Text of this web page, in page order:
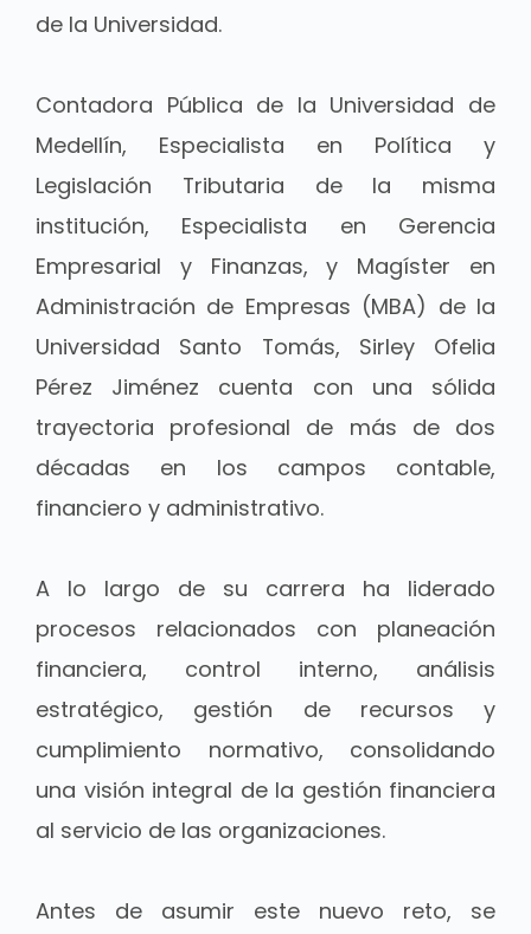
de la Universidad.
Contadora Pública de la Universidad de
Medellín, Especialista en Política y
Legislación Tributaria de la misma
institución, Especialista en Gerencia
Empresarial y Finanzas, y Magíster en
Administración de Empresas (MBA) de la
Universidad Santo Tomás, Sirley Ofelia
Pérez Jiménez cuenta con una sólida
trayectoria profesional de más de dos
décadas en los campos contable,
financiero y administrativo.
A lo largo de su carrera ha liderado
procesos relacionados con planeación
financiera, control interno, análisis
estratégico, gestión de recursos y
cumplimiento normativo, consolidando
una visión integral de la gestión financiera
al servicio de las organizaciones.
Antes de asumir este nuevo reto, se